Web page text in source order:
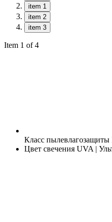
item 1
item 2
item 3
Item 1 of 4
Класс пылевлагозащиты
Цвет свечения UVA |